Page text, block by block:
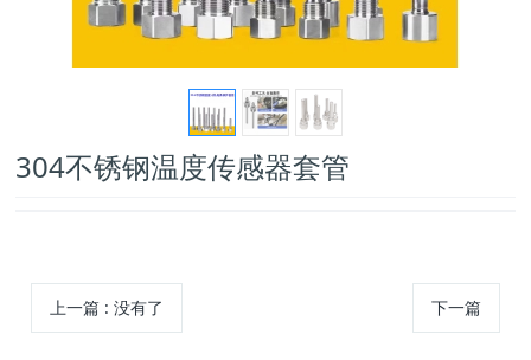
304不锈钢温度传感器套管
上一篇 :没有了 下一篇